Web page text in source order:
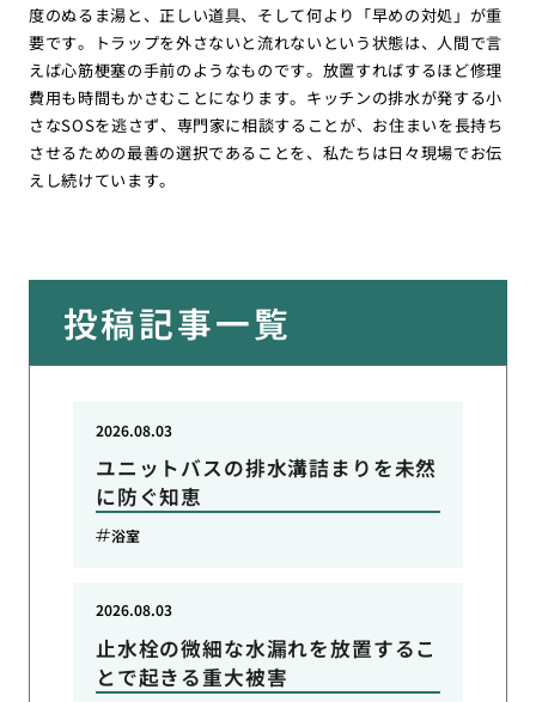
度のぬるま湯と、正しい道具、そして何より「早めの対処」が重
要です。トラップを外さないと流れないという状態は、人間で言
えば心筋梗塞の手前のようなものです。放置すればするほど修理
費用も時間もかさむことになります。キッチンの排水が発する小
さなSOSを逃さず、専門家に相談することが、お住まいを長持ち
させるための最善の選択であることを、私たちは日々現場でお伝
えし続けています。
投稿記事一覧
ユニットバスの排水溝詰まりを未然
に防ぐ知恵
2026.08.03
浴室
止水栓の微細な水漏れを放置するこ
とで起きる重大被害
2026.08.03